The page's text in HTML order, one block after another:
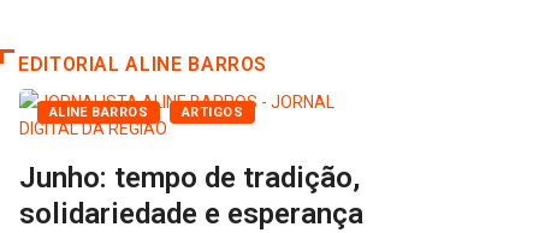
EDITORIAL ALINE BARROS
ALINE BARROS ARTIGOS
Junho: tempo de tradição,
solidariedade e esperança